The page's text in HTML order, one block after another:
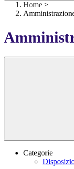
Home >
Categorie